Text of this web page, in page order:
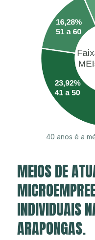
40 anos é a
MEIOS DE
INDIVIDUAIS
ARAPONGAS.